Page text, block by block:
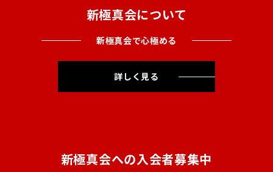
新極真会について
新極真会で心極める
詳しく見る
新極真会への入会者募集中